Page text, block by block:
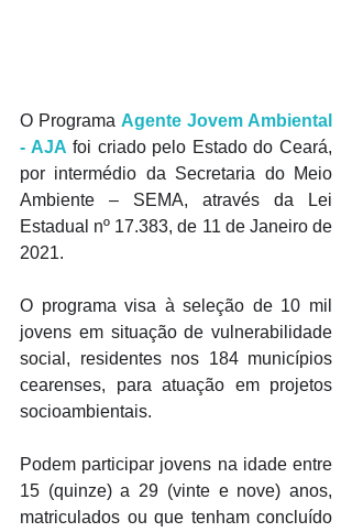
O Programa Agente Jovem Ambiental
- AJA foi criado pelo Estado do Ceará,
por intermédio da Secretaria do Meio
Ambiente – SEMA, através da Lei
Estadual nº 17.383, de 11 de Janeiro de
2021.
O programa visa à seleção de 10 mil
jovens em situação de vulnerabilidade
social, residentes nos 184 municípios
cearenses, para atuação em projetos
socioambientais.
Podem participar jovens na idade entre
15 (quinze) a 29 (vinte e nove) anos,
matriculados ou que tenham concluído